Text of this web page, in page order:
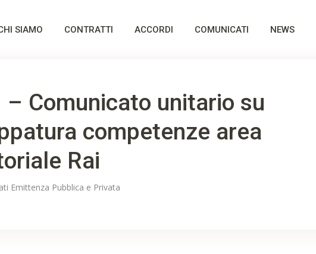
SIAMO CONTRATTI ACCORDI COMUNICATI NEWS
– Comunicato unitario su
competenze area
Rai
Emittenza Pubblica e Privata